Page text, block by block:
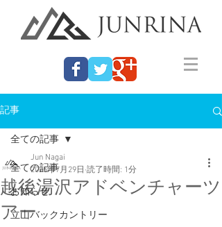
記事
全ての記事
お知らせ
立山バックカントリー
全ての記事
越後湯沢アドベンチャーツ
アー
Jun Nagai
2025年7月29日 読了時間: 1分